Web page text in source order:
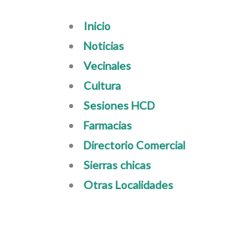
Inicio
Noticias
Vecinales
Cultura
Sesiones HCD
Farmacias
Directorio Comercial
Sierras chicas
Otras Localidades